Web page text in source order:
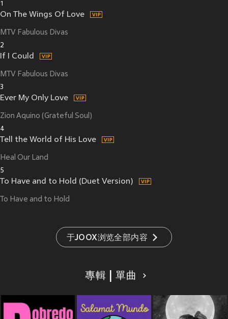
1
On The Wings Of Love
MTV Fabulous Divas
2
If I Could
MTV Fabulous Divas
3
Ever My Only Love
Zion Aquino (Grateful Soul)
4
Tell the World of His Love
Heal Our Land
5
To Have and to Hold (Duet Version)
To Have and to Hold
于JOOX浏览全部内容
專輯 | 單曲